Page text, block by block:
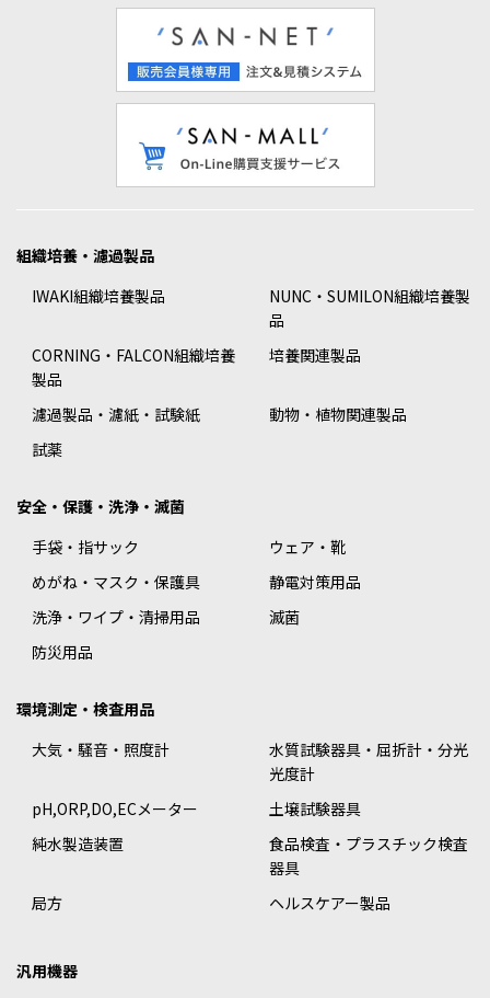
組織培養・濾過製品
IWAKI組織培養製品
NUNC・SUMILON組織培養製
品
CORNING・FALCON組織培養
製品
培養関連製品
濾過製品・濾紙・試験紙
動物・植物関連製品
試薬
安全・保護・洗浄・滅菌
手袋・指サック
ウェア・靴
めがね・マスク・保護具
静電対策用品
洗浄・ワイプ・清掃用品
滅菌
防災用品
環境測定・検査用品
大気・騒音・照度計
水質試験器具・屈折計・分光
光度計
pH,ORP,DO,ECメーター
土壌試験器具
純水製造装置
食品検査・プラスチック検査
器具
局方
ヘルスケアー製品
汎用機器